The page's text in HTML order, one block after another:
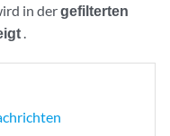
in dergefilterten